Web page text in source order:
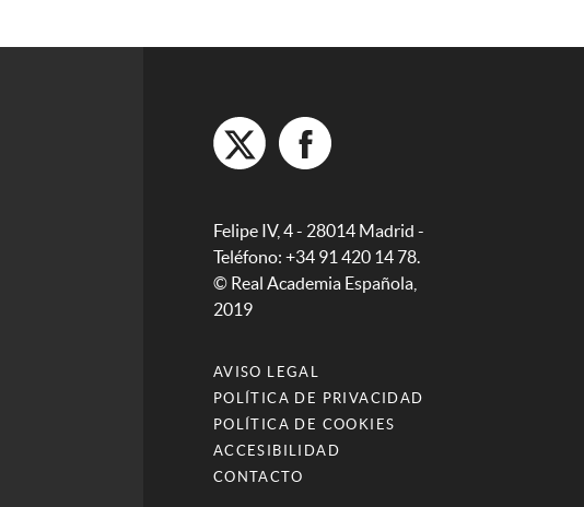
Felipe IV, 4 - 28014 Madrid -
Teléfono: +34 91 420 14 78.
© Real Academia Española,
2019
AVISO LEGAL
POLÍTICA DE PRIVACIDAD
POLÍTICA DE COOKIES
ACCESIBILIDAD
CONTACTO